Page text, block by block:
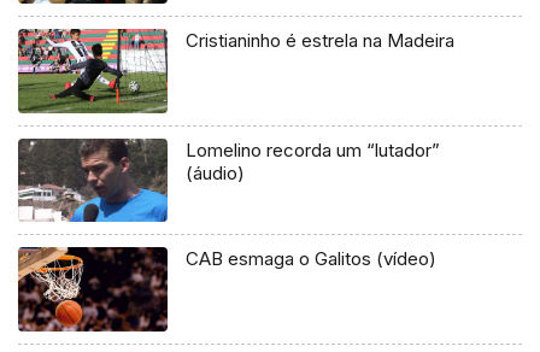
Cristianinho é estrela na Madeira
Lomelino recorda um “lutador”
(áudio)
CAB esmaga o Galitos (vídeo)